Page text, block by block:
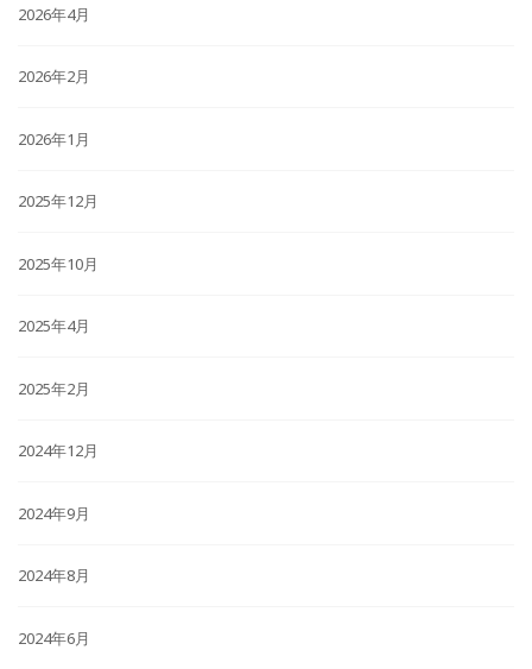
2026年4月
2026年2月
2026年1月
2025年12月
2025年10月
2025年4月
2025年2月
2024年12月
2024年9月
2024年8月
2024年6月